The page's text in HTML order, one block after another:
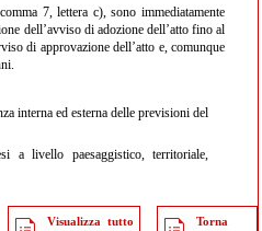
7, lettera c), sono immediatamente
dell’avviso di adozione dell’atto fino al
di approvazione dell’atto e, comunque
interna ed esterna delle previsioni del
a livello paesaggistico, territoriale,
Visualizza tutto
Torna